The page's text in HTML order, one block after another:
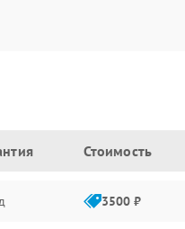
Стоимость
3500 ₽